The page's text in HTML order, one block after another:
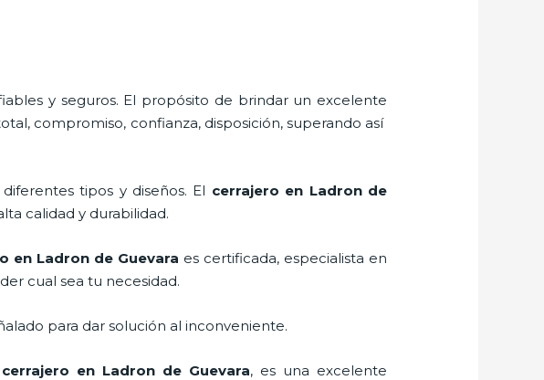
y seguros. El propósito de brindar un excelente
compromiso, confianza, disposición, superando así
tipos y diseños. El cerrajero en Ladron de
calidad y durabilidad.
en Ladron de Guevara es certificada, especialista en
cual sea tu necesidad.
para dar solución al inconveniente.
cerrajero en Ladron de Guevara, es una excelente